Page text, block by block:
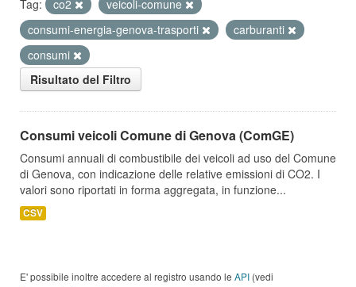
Tag:
co2
veicoli-comune
consumi-energia-genova-trasporti
carburanti
consumi
Risultato del Filtro
Consumi veicoli Comune di Genova (ComGE)
Consumi annuali di combustibile dei veicoli ad uso del Comune
di Genova, con indicazione delle relative emissioni di CO2. I
valori sono riportati in forma aggregata, in funzione...
CSV
E' possibile inoltre accedere al registro usando le API (vedi